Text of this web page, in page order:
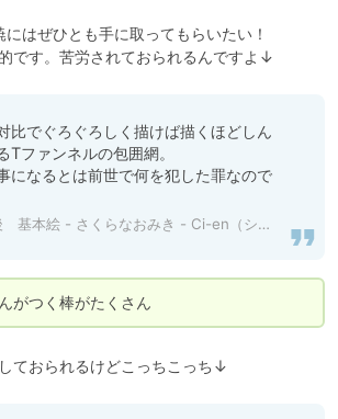
はぜひとも手に取ってもらいたい！
です。苦労されておられるんですよ↓
比でぐろぐろしく描けば描くほどしん
Tファンネルの包囲網。
になるとは前世で何を犯した罪なので
本絵 - さくらなおみき - Ci-en（シエン）
がつく棒がたくさん
ておられるけどこっちこっち↓